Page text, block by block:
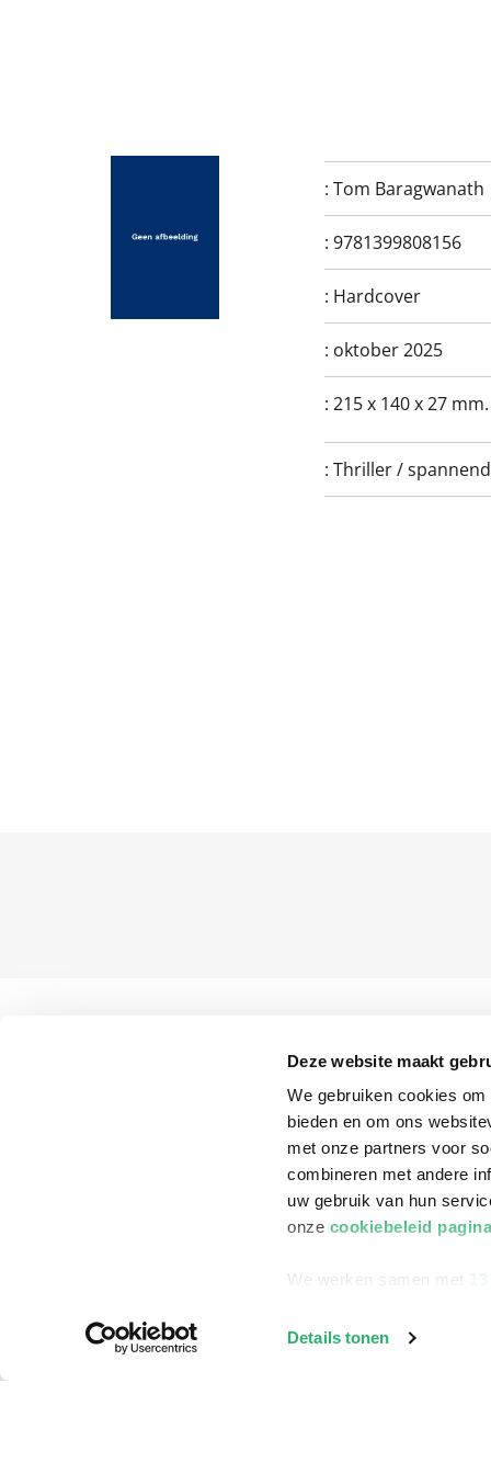
Deze website maakt
We gebruiken cookies
bieden en om ons
met onze partners voor
combineren met andere
uw gebruik van hun
onze cookiebeleid pagina
We werken samen met
Details tonen
: Tom Baragwanath
: 9781399808156
: Hardcover
: oktober 2025
: 215 x 140 x 27 mm.
: Thriller /
Bestellen
Bezorging
Betalen
Retourneren
Veelgestelde vragen